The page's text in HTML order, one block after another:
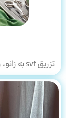
تزریق svf به زانو، روشی پیشرفته و کم‌ تهاجم برای درمان آرتروز